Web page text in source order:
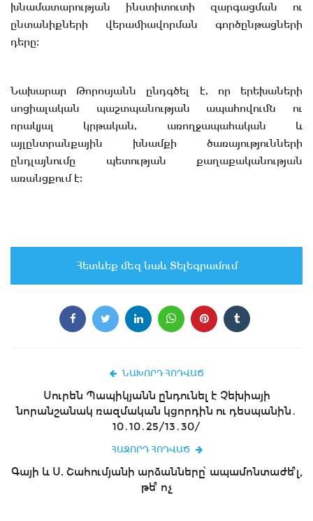
խնամատարության ինստիտուտի զարգացման ու
ընտանիքների վերամիավորման գործընթացների
դերը։
Նախարար Թորոսյանն ընդգծել է, որ երեխաների
սոցիալական պաշտպանության ապահովումն ու
որակյալ կրթական, առողջապահական և
այլընտրանքային խնամքի ծառայությունների
ընդլայնումը պետության քաղաքականության
առանցքում է։
Հետևեք մեզ նաև Տելեգրամում
ՆԱԽՈՐԴ ՀՈԴՎԱԾ
Սուրեն Պապիկյանն ընդունել է Չեխիայի
նորանշանակ ռազմական կցորդին ու դեսպանին․
10․10․25/13․30/
ՀԱՋՈՐԴ ՀՈԴՎԱԾ
Գայի և Ս. Շահումյանի արձանները՝ ապամոնտաժե՞լ,
թե՞ ոչ